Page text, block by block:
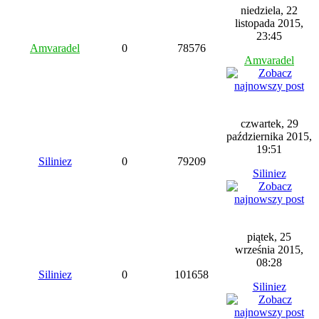
Amvaradel 0 78576
niedziela, 22
listopada 2015,
23:45
Amvaradel
Siliniez 0 79209
czwartek, 29
października 2015,
19:51
Siliniez
Siliniez 0 101658
piątek, 25
września 2015,
08:28
Siliniez